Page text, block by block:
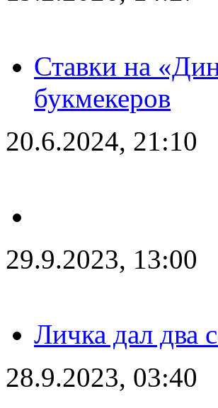
Ставки на
букмекеров
20.6.2024, 21:10
29.9.2023, 13:00
Личка дал два
28.9.2023, 03:40